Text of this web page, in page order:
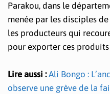
Parakou, dans le
menée par les disciples
les producteurs qui
pour exporter ces produits
Lire aussi :Ali Bongo :
observe une grève de la